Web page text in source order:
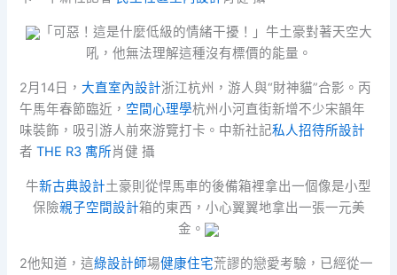
「可惡！這是什麼低級的情緒干擾！」牛土豪對著天空大
吼，他無法理解這種沒有標價的能量。
2月14日，大直室內設計浙江杭州，游人與“財神貓”合影。丙
午馬年春節臨近， 空間心理學杭州小河直街新增不少宋韻年
味裝飾，吸引游人前來游覽打卡。中新社記私人招待所設計
者THE R3 寓所肖健 攝
牛新古典設計土豪則從悍馬車的後備箱裡拿出一個像是小型
保險親子空間設計箱的東西，小心翼翼地拿出一張一元美
金。
2他知道，這綠設計師場健康住宅荒謬的戀愛考驗，已經從一